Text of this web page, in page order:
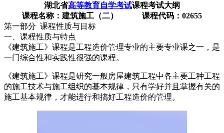
湖北省高等教育自学考试课程考试大纲
课程名称：建筑施工（二） 课程代码：02655
第一部分 课程性质与目标
一、课程性质与特点
《建筑施工》课程是工程造价管理专业的主要专业课之一，是
一门综合性和实践性很强的课程。
《建筑施工》课程是研究一般房屋建筑工程中各主要工种工程
的施工技术与施工组织的基本规律，只有学好并且掌握有关的
施工基本规律，才能进行和搞好工程造价的管理。